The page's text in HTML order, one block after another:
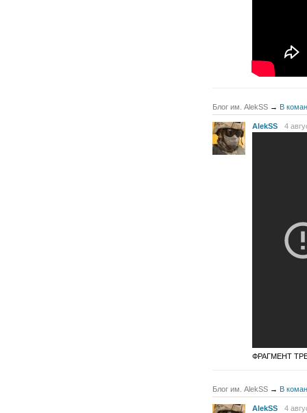
Блог им. AlekSS → В
AlekSS 4
ФРАГМЕНТ
Блог им. AlekSS → В
AlekSS 4